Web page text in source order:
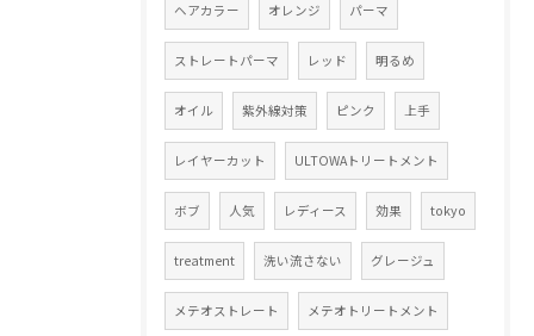
ヘアカラー オレンジ パーマ
ストレートパーマ レッド 明るめ
オイル 紫外線対策 ピンク 上手
レイヤーカット ULTOWAトリートメント
ボブ 人気 レディース 効果 tokyo
treatment 洗い流さない グレージュ
メテオストレート メテオトリートメント